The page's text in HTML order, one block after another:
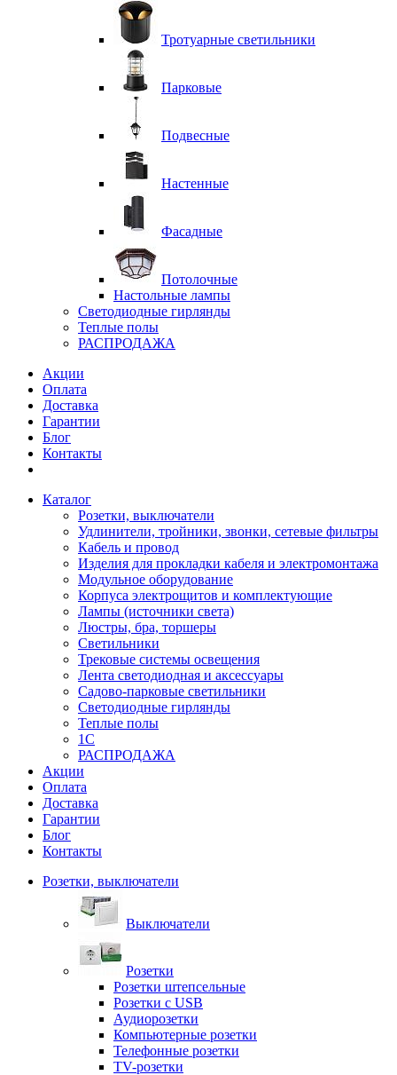
Тротуарные светильники
Парковые
Подвесные
Настенные
Фасадные
Потолочные
Настольные лампы
Светодиодные гирлянды
Теплые полы
РАСПРОДАЖА
Акции
Оплата
Доставка
Гарантии
Блог
Контакты
Каталог
Розетки, выключатели
Удлинители, тройники, звонки, сетевые фильтры
Кабель и провод
Изделия для прокладки кабеля и электромонтажа
Модульное оборудование
Корпуса электрощитов и комплектующие
Лампы (источники света)
Люстры, бра, торшеры
Светильники
Трековые системы освещения
Лента светодиодная и аксессуары
Садово-парковые светильники
Светодиодные гирлянды
Теплые полы
1С
РАСПРОДАЖА
Акции
Оплата
Доставка
Гарантии
Блог
Контакты
Розетки, выключатели
Выключатели
Розетки
Розетки штепсельные
Розетки с USB
Аудиорозетки
Компьютерные розетки
Телефонные розетки
TV-розетки